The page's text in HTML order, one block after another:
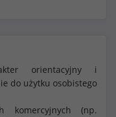
orientacyjny i
do użytku osobistego
komercyjnych (np.